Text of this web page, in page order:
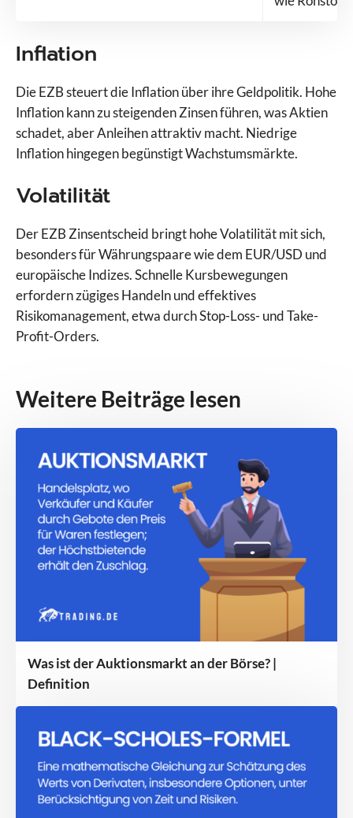
Inflation
Die EZB steuert die Inflation über ihre Geldpolitik. Hohe
Inflation kann zu steigenden Zinsen führen, was Aktien
schadet, aber Anleihen attraktiv macht. Niedrige
Inflation hingegen begünstigt Wachstumsmärkte.
Volatilität
Der EZB Zinsentscheid bringt hohe Volatilität mit sich,
besonders für Währungspaare wie dem EUR/USD und
europäische Indizes. Schnelle Kursbewegungen
erfordern zügiges Handeln und effektives
Risikomanagement, etwa durch Stop-Loss- und Take-
Profit-Orders.
Weitere Beiträge lesen
Was ist der Auktionsmarkt an der Börse? |
Definition